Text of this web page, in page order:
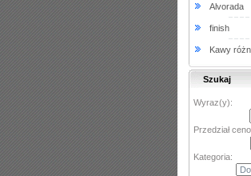
Alvorada
finish
Kawy
Szukaj
Wyraz(y):
Przedział
Kategoria: